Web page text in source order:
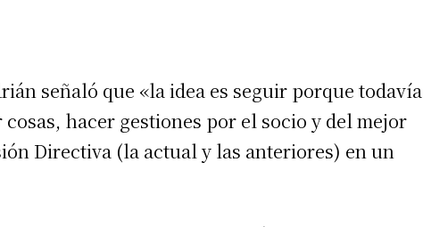
señaló que «la idea es seguir porque todavía
hacer gestiones por el socio y del mejor
Directiva (la actual y las anteriores) en un